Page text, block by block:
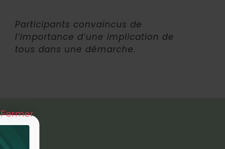
Participants convaincus de
l’importance d’une implication de
tous dans une démarche.
Fermer